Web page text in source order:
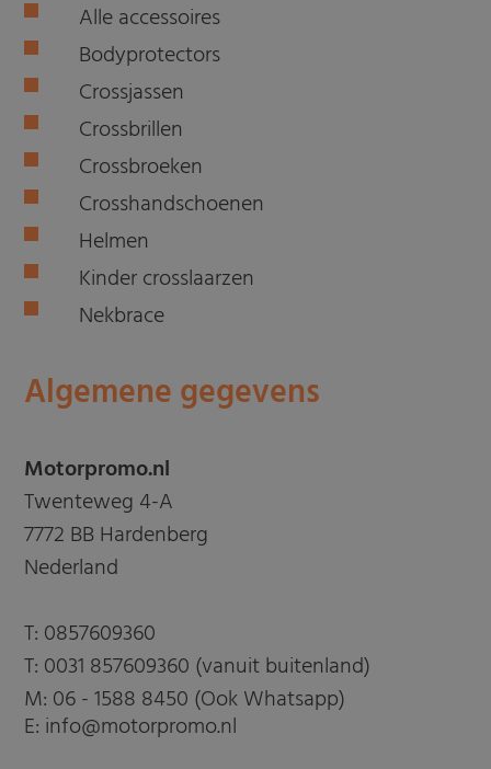
Alle accessoires
Bodyprotectors
Crossjassen
Crossbrillen
Crossbroeken
Crosshandschoenen
Helmen
Kinder crosslaarzen
Nekbrace
Algemene gegevens
Motorpromo.nl
Twenteweg 4-A
7772 BB Hardenberg
Nederland
T: 0857609360
T: 0031 857609360 (vanuit buitenland)
M: 06 - 1588 8450 (Ook Whatsapp)
E: info@motorpromo.nl